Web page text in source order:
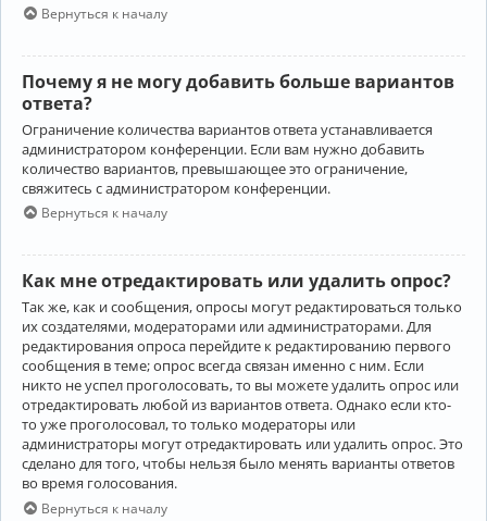
Вернуться к началу
Почему я не могу добавить больше вариантов
ответа?
Ограничение количества вариантов ответа устанавливается
администратором конференции. Если вам нужно добавить
количество вариантов, превышающее это ограничение,
свяжитесь с администратором конференции.
Вернуться к началу
Как мне отредактировать или удалить опрос?
Так же, как и сообщения, опросы могут редактироваться только
их создателями, модераторами или администраторами. Для
редактирования опроса перейдите к редактированию первого
сообщения в теме; опрос всегда связан именно с ним. Если
никто не успел проголосовать, то вы можете удалить опрос или
отредактировать любой из вариантов ответа. Однако если кто-
то уже проголосовал, то только модераторы или
администраторы могут отредактировать или удалить опрос. Это
сделано для того, чтобы нельзя было менять варианты ответов
во время голосования.
Вернуться к началу